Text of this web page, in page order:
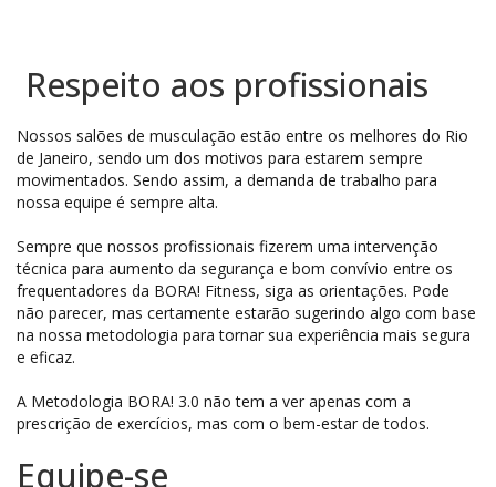
Respeito aos profissionais
Nossos salões de musculação estão entre os melhores do Rio
de Janeiro, sendo um dos motivos para estarem sempre
movimentados. Sendo assim, a demanda de trabalho para
nossa equipe é sempre alta.
Sempre que nossos profissionais fizerem uma intervenção
técnica para aumento da segurança e bom convívio entre os
frequentadores da BORA! Fitness, siga as orientações. Pode
não parecer, mas certamente estarão sugerindo algo com base
na nossa metodologia para tornar sua experiência mais segura
e eficaz.
A Metodologia BORA! 3.0 não tem a ver apenas com a
prescrição de exercícios, mas com o bem-estar de todos.
Equipe-se